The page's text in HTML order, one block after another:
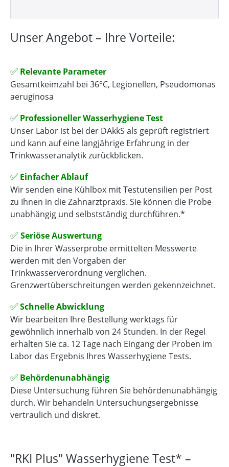
Unser Angebot – Ihre Vorteile:
✅ Relevante Parameter
Gesamtkeimzahl bei 36°C, Legionellen, Pseudomonas
aeruginosa
✅ Professioneller Wasserhygiene Test
Unser Labor ist bei der DAkkS als geprüft registriert
und kann auf eine langjährige Erfahrung in der
Trinkwasseranalytik zurückblicken.
✅ Einfacher Ablauf
Wir senden eine Kühlbox mit Testutensilien per Post
zu Ihnen in die Zahnarztpraxis. Sie können die Probe
unabhängig und selbstständig durchführen.*
✅ Seriöse Auswertung
Die in Ihrer Wasserprobe ermittelten Messwerte
werden mit den Vorgaben der
Trinkwasserverordnung verglichen.
Grenzwertüberschreitungen werden gekennzeichnet.
✅Schnelle Abwicklung
Wir bearbeiten Ihre Bestellung werktags für
gewöhnlich innerhalb von 24 Stunden. In der Regel
erhalten Sie ca. 12 Tage nach Eingang der Proben im
Labor das Ergebnis Ihres Wasserhygiene Tests.
✅ Behördenunabhängig
Diese Untersuchung führen Sie behördenunabhängig
durch. Wir behandeln Untersuchungsergebnisse
vertraulich und diskret.
"RKI Plus" Wasserhygiene Test* –